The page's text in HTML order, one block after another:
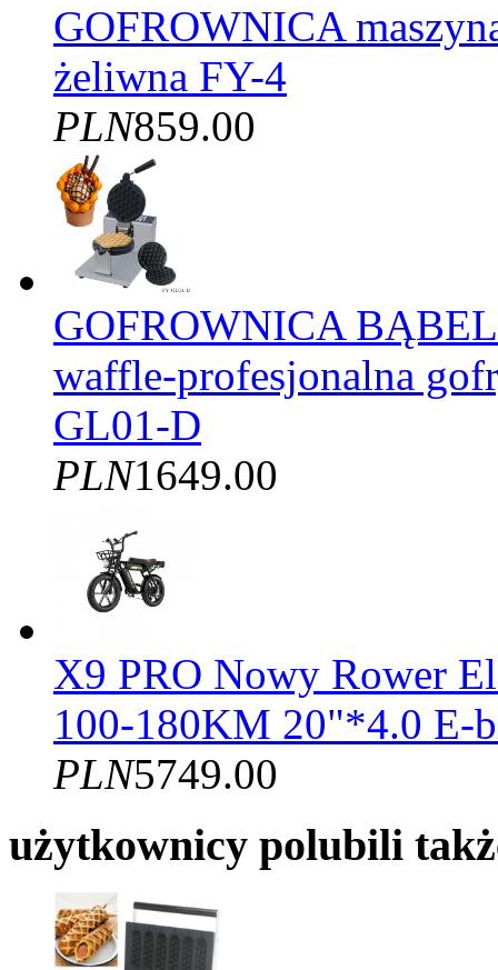
GOFROWNICA
żeliwna FY-4
PLN859.00
GOFROWNICA
waffle-profesjonalna
GL01-D
PLN1649.00
X9 PRO Nowy Rower
100-180KM 20"*4.0 E-
PLN5749.00
użytkownicy polubili